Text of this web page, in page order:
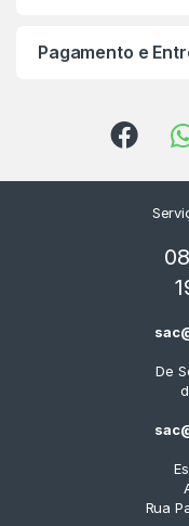
Pagamento e
De
Rua